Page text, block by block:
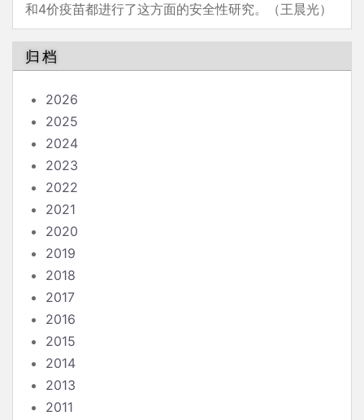
和4价疫苗都进行了这方面的安全性研究。（王晨光）
归档
2026
2025
2024
2023
2022
2021
2020
2019
2018
2017
2016
2015
2014
2013
2011